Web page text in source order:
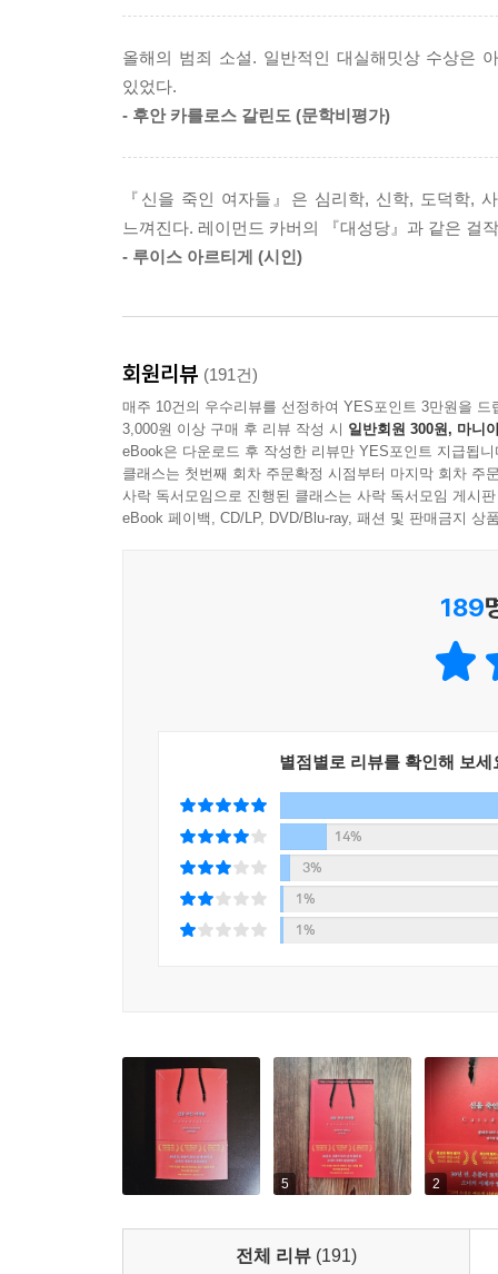
조건에 대한 깊은 지식을 바탕으로 피녜이로는 현
소설에는 늘 ‘문학성’이라는 단서가 따라붙는다.
수상은 아니었다”고 말한 것도 같은 맥락이다.
주제, 모든 것을 갖추고 있었다.”
이렇듯 클라우디아 피녜이로를 그저 장르적 재
바로 그곳에 사회 문제가 있기 때문이다. 피녜
그치지 않고, 끝내 ‘왜 죽을 수밖에 없었는지’에
소설이 “빠르게 쇠퇴하고 있는 사회를 향한 무
세계가 신작을 기다리는 작가
아르헨티나의 국민 작가 클라우디아 피녜이로
비롯해, 그의 작품 대부분이 영상화되었을 뿐만
2022년 맨부커상 인터내셔널 파이널리스트에 오
“범죄 소설처럼 시작해서 확 바뀌”는 이 작품을
부딪히면서 더 나은 세상을 꿈꾸기 때문일 것이
투쟁의 결과라고 느꼈다. 책과 나, 그리고 수많
꿈이다. 이 작품이 긴급한 문제 다루고 있는 상황
있으며, 더 나은 미래를 위해 소설로서 범죄의
올해의 범죄 소설. 일반적인 대실해밋상 수상은
있었다.
- 후안 카를로스 갈린도 (문학비평가)
『신을 죽인 여자들』은 심리학, 신학, 도덕학,
느껴진다. 레이먼드 카버의 『대성당』과 같은 걸
- 루이스 아르티게 (시인)
회원리뷰 (191건)
매주 10건의 우수리뷰를 선정하여 YES포인트 3만원을 드
3,000원 이상 구매 후 리뷰 작성 시 일반회원 300원, 마니
eBook은 다운로드 후 작성한 리뷰만 YES포인트 지급됩니
클래스는 첫번째 회차 주문확정 시점부터 마지막 회차 주
사락 독서모임으로 진행된 클래스는 사락 독서모임 게시
eBook 페이백, CD/LP, DVD/Blu-ray, 패션 및 판매금지 상
189
별점별로 리뷰를 확인해 보세
14%
3%
1%
1%
5 2
전체 리뷰 (191)